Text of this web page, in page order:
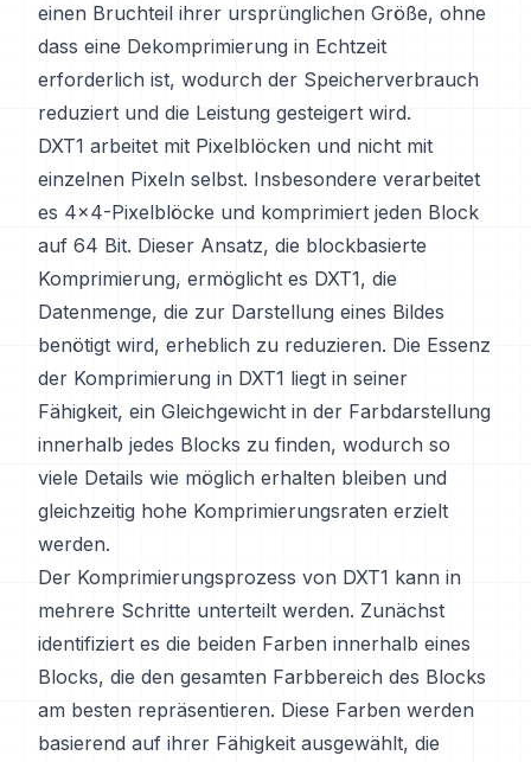
einen Bruchteil ihrer ursprünglichen Größe, ohne
dass eine Dekomprimierung in Echtzeit
erforderlich ist, wodurch der Speicherverbrauch
reduziert und die Leistung gesteigert wird.
DXT1 arbeitet mit Pixelblöcken und nicht mit
einzelnen Pixeln selbst. Insbesondere verarbeitet
es 4x4-Pixelblöcke und komprimiert jeden Block
auf 64 Bit. Dieser Ansatz, die blockbasierte
Komprimierung, ermöglicht es DXT1, die
Datenmenge, die zur Darstellung eines Bildes
benötigt wird, erheblich zu reduzieren. Die Essenz
der Komprimierung in DXT1 liegt in seiner
Fähigkeit, ein Gleichgewicht in der Farbdarstellung
innerhalb jedes Blocks zu finden, wodurch so
viele Details wie möglich erhalten bleiben und
gleichzeitig hohe Komprimierungsraten erzielt
werden.
Der Komprimierungsprozess von DXT1 kann in
mehrere Schritte unterteilt werden. Zunächst
identifiziert es die beiden Farben innerhalb eines
Blocks, die den gesamten Farbbereich des Blocks
am besten repräsentieren. Diese Farben werden
basierend auf ihrer Fähigkeit ausgewählt, die